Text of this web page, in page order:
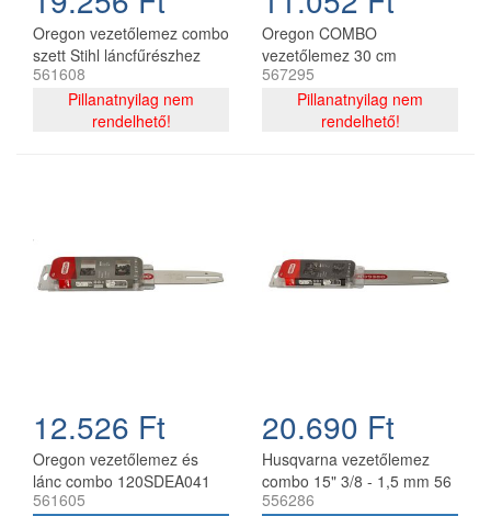
Oregon vezetőlemez combo
szett Stihl láncfűrészhez
325 - 1,6 mm 40 cm 67
szemes
561608
Pillanatnyilag nem
rendelhető!
Oregon COMBO
vezetőlemez 30 cm
120SDEA074 + 2 db
91P044E lánc 3/8P 1.3 mm
44 szemes
567295
Pillanatnyilag nem
rendelhető!
12.526 Ft
Oregon vezetőlemez és
lánc combo 120SDEA041
30 cm 3/8 1,3 mm 2x
561605
20.690 Ft
Husqvarna vezetőlemez
combo 15" 3/8 - 1,5 mm 56
szemes 2 db Oregon
556286